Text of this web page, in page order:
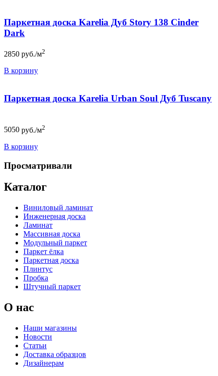
Паркетная доска Karelia Дуб Story 138 Cinder
Dark
2850 руб./м2
В корзину
Паркетная доска Karelia Urban Soul Дуб Tuscany
5050 руб./м2
В корзину
Просматривали
Каталог
Виниловый ламинат
Инженерная доска
Ламинат
Массивная доска
Модульный паркет
Паркет ёлка
Паркетная доска
Плинтус
Пробка
Штучный паркет
О нас
Наши магазины
Новости
Статьи
Доставка образцов
Дизайнерам